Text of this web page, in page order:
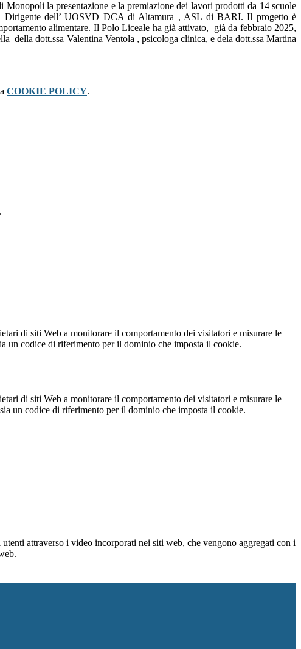
la presentazione e la premiazione dei lavori prodotti da 14 scuole
Dirigente dell’ UOSVD DCA di Altamura , ASL di BARI. Il progetto è
alimentare. Il Polo Liceale ha già attivato, già da febbraio 2025,
della dott.ssa Valentina Ventola , psicologa clinica, e dela dott.ssa Martina
COOKIE POLICY.
di siti Web a monitorare il comportamento dei visitatori e misurare le
un codice di riferimento per il dominio che imposta il cookie.
di siti Web a monitorare il comportamento dei visitatori e misurare le
un codice di riferimento per il dominio che imposta il cookie.
attraverso i video incorporati nei siti web, che vengono aggregati con i